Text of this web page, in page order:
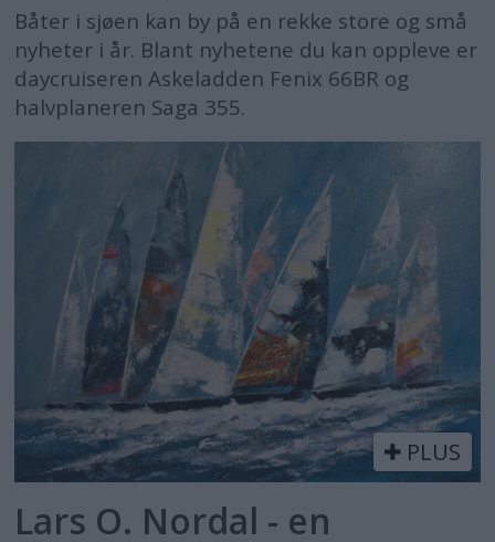
Båter i sjøen kan by på en rekke store og små
nyheter i år. Blant nyhetene du kan oppleve er
daycruiseren Askeladden Fenix 66BR og
halvplaneren Saga 355.
PLUS
Lars O. Nordal - en